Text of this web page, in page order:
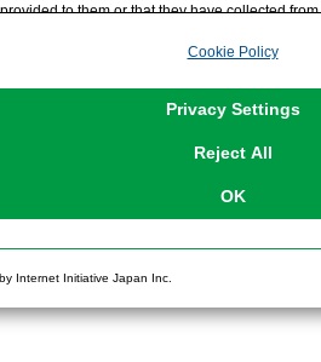
to them or that they have collected
for Strictly Necessary Cookies, please
or rejection settings at any time via
Cookie Policy
Privacy Settings
Reject All
OK
Internet Initiative Japan Inc.